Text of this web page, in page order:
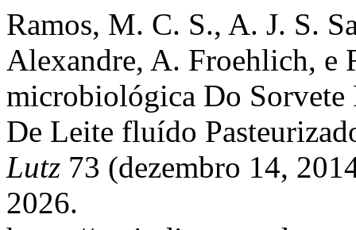
Ramos, M. C. S., A. J. S.
Alexandre, A. Froehlich, e
microbiológica Do Sorvete
De Leite fluído
Lutz 73 (dezembro 14,
2026.